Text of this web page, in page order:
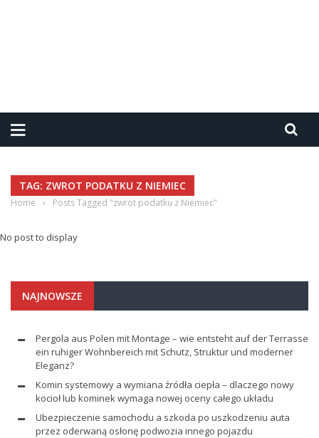
TAG: ZWROT PODATKU Z NIEMIEC
Home › Posts Tagged "zwrot podatku z Niemiec"
No post to display
NAJNOWSZE
Pergola aus Polen mit Montage – wie entsteht auf der Terrasse
ein ruhiger Wohnbereich mit Schutz, Struktur und moderner
Eleganz?
Komin systemowy a wymiana źródła ciepła – dlaczego nowy
kocioł lub kominek wymaga nowej oceny całego układu
Ubezpieczenie samochodu a szkoda po uszkodzeniu auta
przez oderwaną osłonę podwozia innego pojazdu